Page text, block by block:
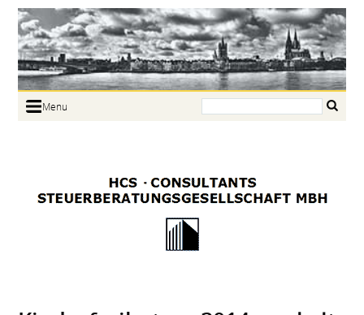
Menu
Links